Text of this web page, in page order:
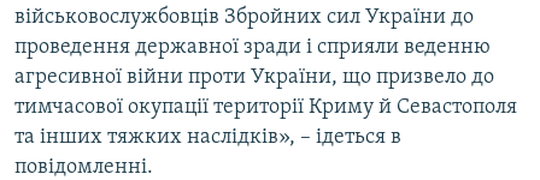
військовослужбовців Збройних сил України до
проведення державної зради і сприяли веденню
агресивної війни проти України, що призвело до
тимчасової окупації території Криму й Севастополя
та інших тяжких наслідків», – ідеться в
повідомленні.